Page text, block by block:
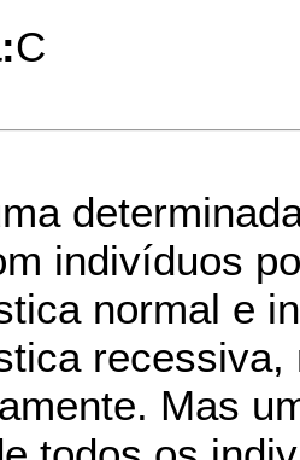
C
indivíduos
normal e
recessiva,
Mas